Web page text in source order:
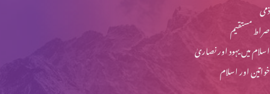
ذمی
صراط مستقیم
اسلام میں یہود اور نصاریٰ
خواتین اور اسلام